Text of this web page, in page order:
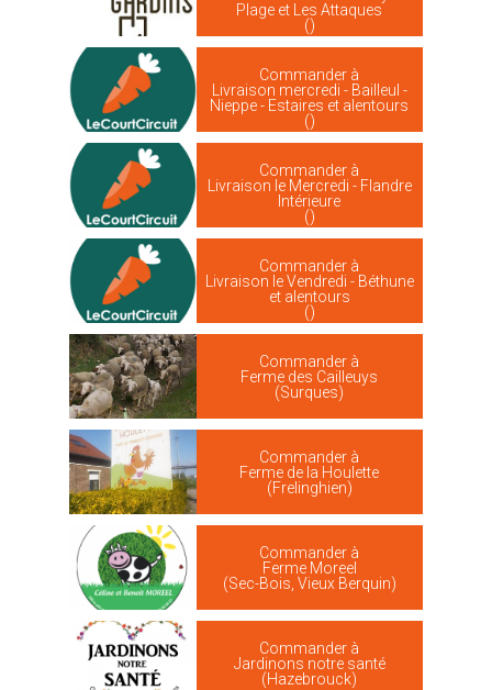
Plage et Les Attaques
()
Commander à
Livraison mercredi - Bailleul -
Nieppe - Estaires et alentours
()
Commander à
Livraison le Mercredi - Flandre
Intérieure
()
Commander à
Livraison le Vendredi - Béthune
et alentours
()
Commander à
Ferme des Cailleuys
(Surques)
Commander à
Ferme de la Houlette
(Frelinghien)
Commander à
Ferme Moreel
(Sec-Bois, Vieux Berquin)
Commander à
Jardinons notre santé
(Hazebrouck)